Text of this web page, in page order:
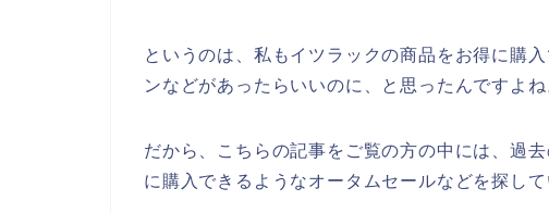
というのは、私もイツラックの商品をお得に購
ンなどがあったらいいのに、と思ったんですよね
だから、こちらの記事をご覧の方の中には、過
に購入できるようなオータムセールなどを探して